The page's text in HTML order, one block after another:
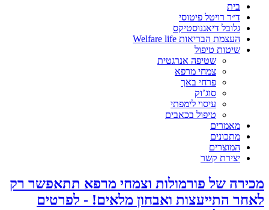
בית
ד״ר רויטל פיטוסי
גלובל דיאגנוסטיקס
העצמת הבריאות Welfare life
שיטות טיפול
שטיפה אנרגטית
צמחי מרפא
פרחי באך
סוג’וק
עיסוי לימפתי
טיפול בכאבים
מאמרים
מתכונים
המוצרים
יצירת קשר
מכירה של פורמולות וצמחי מרפא תתאפשר רק
לאחר התייעצות ואבחון מלאים! - לפרטים